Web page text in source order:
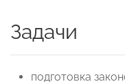
Задачи
подготовка